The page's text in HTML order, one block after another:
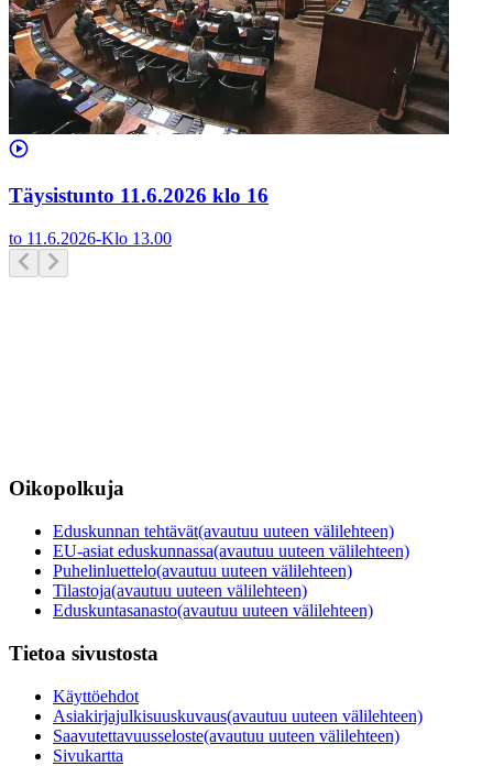
Täysistunto 11.6.2026 klo 16
to 11.6.2026-Klo 13.00
Oikopolkuja
Eduskunnan tehtävät(avautuu uuteen välilehteen)
EU-asiat eduskunnassa(avautuu uuteen välilehteen)
Puhelinluettelo(avautuu uuteen välilehteen)
Tilastoja(avautuu uuteen välilehteen)
Eduskuntasanasto(avautuu uuteen välilehteen)
Tietoa sivustosta
Käyttöehdot
Asiakirjajulkisuuskuvaus(avautuu uuteen välilehteen)
Saavutettavuusseloste(avautuu uuteen välilehteen)
Sivukartta